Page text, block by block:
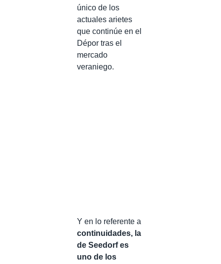
único de los
actuales arietes
que continúe en el
Dépor tras el
mercado
veraniego.
Y en lo referente a
continuidades, la
de Seedorf es
uno de los